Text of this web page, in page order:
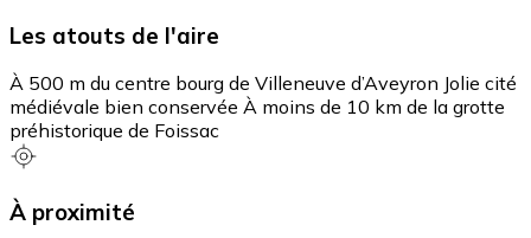
Les atouts de l'aire
À 500 m du centre bourg de Villeneuve d’Aveyron Jolie cité
médiévale bien conservée À moins de 10 km de la grotte
préhistorique de Foissac
À proximité